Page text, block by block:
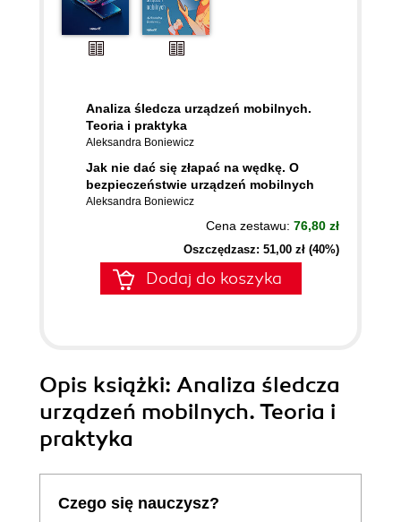
Analiza śledcza urządzeń mobilnych.
Teoria i praktyka
Aleksandra Boniewicz
Jak nie dać się złapać na wędkę. O
bezpieczeństwie urządzeń mobilnych
Aleksandra Boniewicz
Cena zestawu: 76,80 zł
Oszczędzasz: 51,00 zł (40%)
Dodaj do koszyka
Opis książki: Analiza śledcza
urządzeń mobilnych. Teoria i
praktyka
Czego się nauczysz?